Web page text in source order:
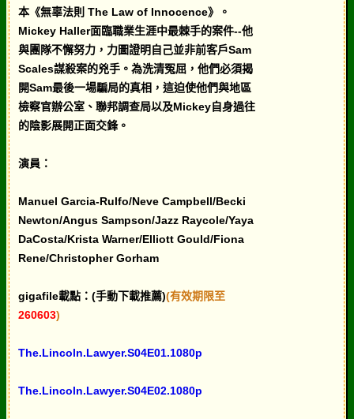
本《無辜法則 The Law of Innocence》。
Mickey Haller面臨職業生涯中最棘手的案件--他
與團隊不懈努力，力圖證明自己並非前客戶Sam
Scales謀殺案的兇手。為洗清冤屈，他們必須揭
開Sam最後一場騙局的真相，這迫使他們與地區
檢察官辦公室、聯邦調查局以及Mickey自身過往
的陰影展開正面交鋒。
演員：
Manuel Garcia-Rulfo/Neve Campbell/Becki
Newton/Angus Sampson/Jazz Raycole/Yaya
DaCosta/Krista Warner/Elliott Gould/Fiona
Rene/Christopher Gorham
gigafile載點：(手動下載推薦)(有效期限至
260603)
The.Lincoln.Lawyer.S04E01.1080p
The.Lincoln.Lawyer.S04E02.1080p